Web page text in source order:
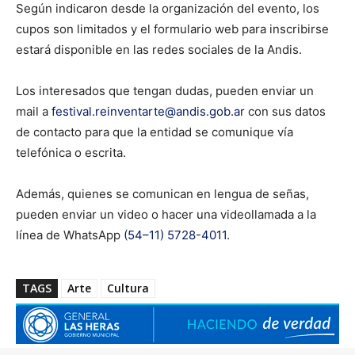
Según indicaron desde la organización del evento, los
cupos son limitados y el formulario web para inscribirse
estará disponible en las redes sociales de la Andis.
Los interesados que tengan dudas, pueden enviar un
mail a festival.reinventarte@andis.gob.ar con sus datos
de contacto para que la entidad se comunique vía
telefónica o escrita.
Además, quienes se comunican en lengua de señas,
pueden enviar un video o hacer una videollamada a la
línea de WhatsApp (54–11) 5728-4011.
TAGS Arte Cultura